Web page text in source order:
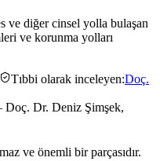
ve diğer cinsel yolla bulaşan
ve korunma yolları
Tıbbi olarak inceleyen:Doç.
ve önemli bir parçasıdır.